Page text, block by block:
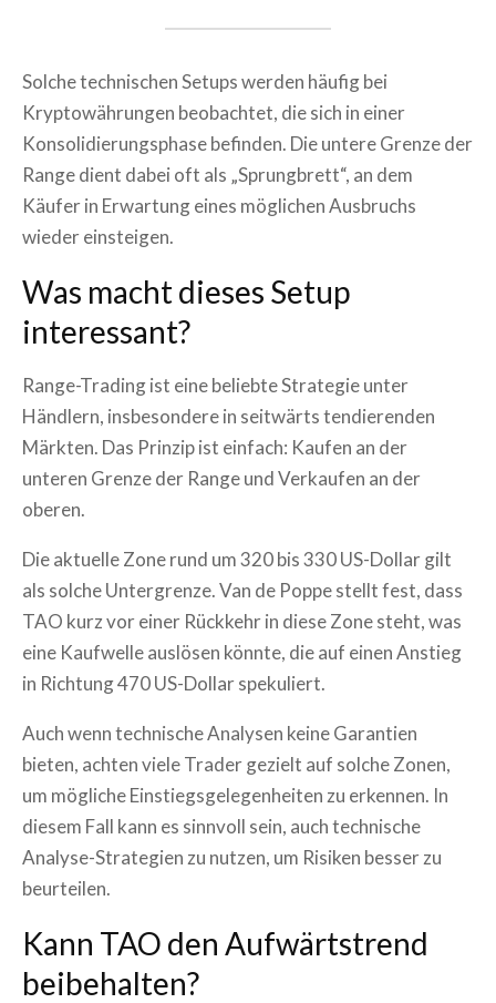
Solche technischen Setups werden häufig bei
Kryptowährungen beobachtet, die sich in einer
Konsolidierungsphase befinden. Die untere Grenze der
Range dient dabei oft als „Sprungbrett“, an dem
Käufer in Erwartung eines möglichen Ausbruchs
wieder einsteigen.
Was macht dieses Setup
interessant?
Range-Trading ist eine beliebte Strategie unter
Händlern, insbesondere in seitwärts tendierenden
Märkten. Das Prinzip ist einfach: Kaufen an der
unteren Grenze der Range und Verkaufen an der
oberen.
Die aktuelle Zone rund um 320 bis 330 US-Dollar gilt
als solche Untergrenze. Van de Poppe stellt fest, dass
TAO kurz vor einer Rückkehr in diese Zone steht, was
eine Kaufwelle auslösen könnte, die auf einen Anstieg
in Richtung 470 US-Dollar spekuliert.
Auch wenn technische Analysen keine Garantien
bieten, achten viele Trader gezielt auf solche Zonen,
um mögliche Einstiegsgelegenheiten zu erkennen. In
diesem Fall kann es sinnvoll sein, auch technische
Analyse-Strategien zu nutzen, um Risiken besser zu
beurteilen.
Kann TAO den Aufwärtstrend
beibehalten?